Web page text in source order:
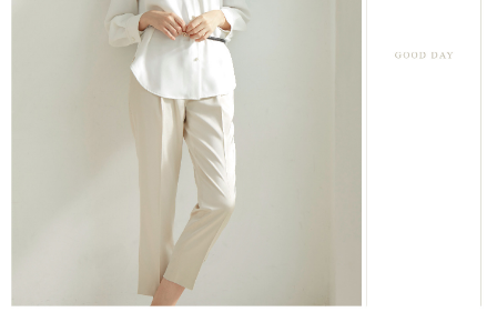
１．透過由恩沛科技股份有限公司提供之「AFTEE先享後付」服務完成之交
易，需依本服務之必要範圍內提供個人資料，並將交易相關給付款項請求債
權轉讓予恩沛科技股份有限公司。
２．關於個人資料處理事宜，請瀏覽以下網址：
https://aftee.tw/terms/#terms3
３．未成年的使用者請事先徵得法定代理人或監護人之同意方可使用
「AFTEE先享後付」，若未經同意申辦者引起之損失，本公司不負相關責
４．使用「AFTEE先享後付」時，將依據個別帳號之用戶狀況，依本公司即
時審查核予不同之上限額度；若仍有額度不足之情形，本公司將視審查結果
５．嚴禁一人註冊多個帳號或使用他人資訊註冊。若發現惡意使用之情形，
恩沛科技股份有限公司將有權停止該用戶之使用額度並採取法律行動。